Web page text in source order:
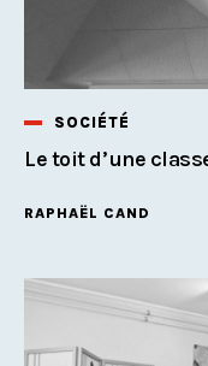
SOCIÉTÉ
Le toit d’une
RAPHAËL CAND